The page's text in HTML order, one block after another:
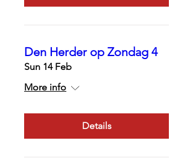
Den Herder op Zondag 4
Sun 14 Feb
More info
Details